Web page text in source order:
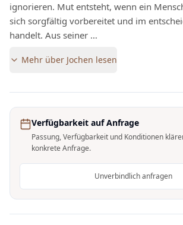
ignorieren. Mut entsteht, wenn ein
sich sorgfältig vorbereitet und im
handelt. Aus seiner …
Mehr über Jochen lesen
Verfügbarkeit auf Anfrage
Passung, Verfügbarkeit und Konditionen
konkrete Anfrage.
Unverbindlich anfragen